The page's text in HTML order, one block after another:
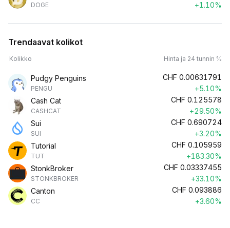
DOGE
+1.10%
Trendaavat kolikot
Kolikko Hinta ja 24 tunnin %
Pudgy Penguins
PENGU
CHF 0.00631791
+5.10%
Cash Cat
CASHCAT
CHF 0.125578
+29.50%
Sui
SUI
CHF 0.690724
+3.20%
Tutorial
TUT
CHF 0.105959
+183.30%
StonkBroker
STONKBROKER
CHF 0.03337455
+33.10%
Canton
CC
CHF 0.093886
+3.60%